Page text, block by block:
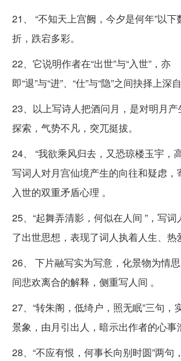
21、 “不知天上宫阙，今夕是何年”以
折，跌宕多彩。
22、它说明作者在“出世”与“入世”，亦
即“退”与“进”、“仕”与“隐”之间抉择上深
23、以上写诗人把酒问月，是对明月
探索，气势不凡，突兀挺拔。
24、 “我欲乘风归去，又恐琼楼玉宇，
写词人对月宫仙境产生的向往和疑虑，
入世的双重矛盾心理 。
25、“起舞弄清影，何似在人间 ”，写
了出世思想，表现了词人执着人生、热
26、 下片融写实为写意，化景物为情
间悲欢离合的解释，侧重写人间 。
27、“转朱阁，低绮户，照无眠”三句，
景象，由月引出人，暗示出作者的心事
28、“不应有恨，何事长向别时圆”两句